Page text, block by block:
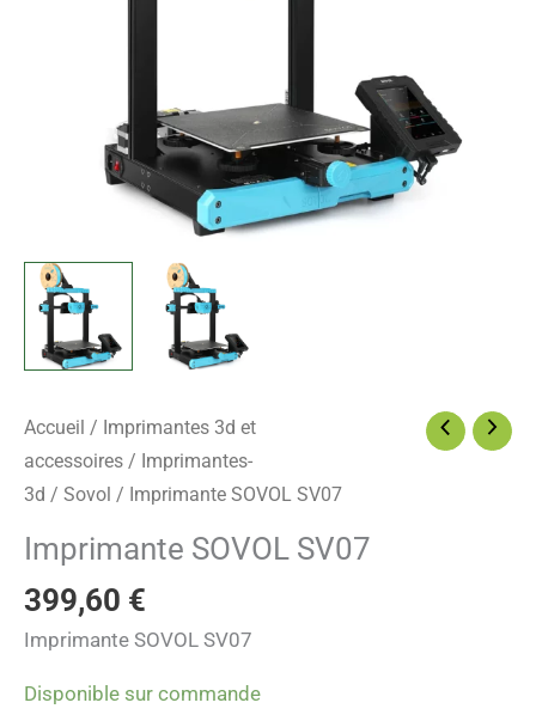
Accueil / Imprimantes 3d et
accessoires / Imprimantes-
3d / Sovol / Imprimante SOVOL SV07
Imprimante SOVOL SV07
399,60 €
Imprimante SOVOL SV07
Disponible sur commande